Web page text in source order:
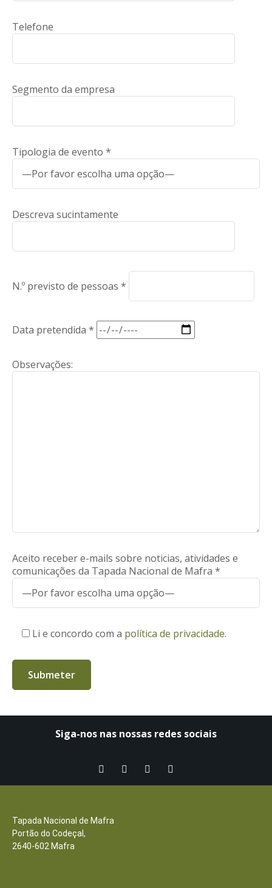
Telefone
Segmento da empresa
Tipologia de evento *
Descreva sucintamente
N.º previsto de pessoas *
Data pretendida *
Observações:
Aceito receber e-mails sobre noticias, atividades e
comunicações da Tapada Nacional de Mafra *
Li e concordo com a política de privacidade.
Siga-nos nas nossas redes sociais​
Tapada Nacional de Mafra
Portão do Codeçal,
2640-602 Mafra